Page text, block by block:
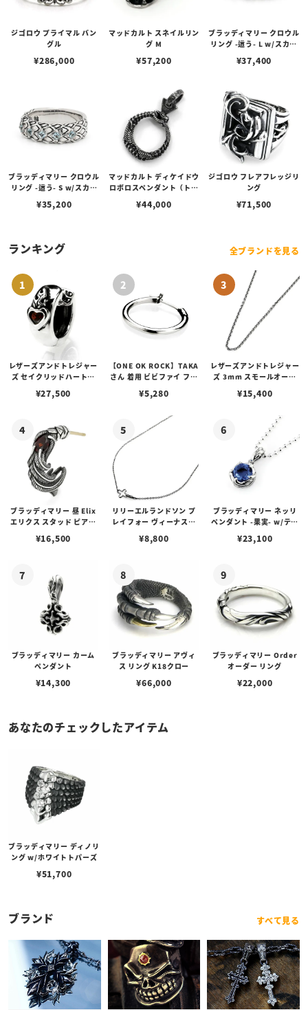
ジゴロウ プライマル バン
グル
¥286,000
マッドカルト スネイルリン
グ M
¥57,200
ブラッディマリー クロウル
リング -這う- L w/スカイ
¥37,400
ブラッディマリー クロウル
リング -這う- S w/スカイ
¥35,200
マッドカルト ディケイドウ
ロボロスペンダント（トッ
¥44,000
ジゴロウ フレアフレッジリ
ング
¥71,500
ランキング 全ブランドを見る
レザーズアンドトレジャー
ズ セイクリッドハートピ
¥27,500
【ONE OK ROCK】TAKA
さん 着用 ビビファイ フー
¥5,280
レザーズアンドトレジャー
ズ 3mm スモールオーバ
ブスタークラスプ＆LTロ
¥15,400
ブラッディマリー 昼 Elix
エリクス スタッド ピアス
¥16,500
リリーエルランドソン プ
レイフォー ヴィーナスチ
¥8,800
ブラッディマリー ネッリ
ペンダント -果実- w/ティ
¥23,100
ブラッディマリー カーム
ペンダント
¥14,300
ブラッディマリー アヴィ
ス リング K18クロー
¥66,000
ブラッディマリー Order
オーダー リング
¥22,000
あなたのチェックしたアイテム
ブラッディマリー ディノリ
ング w/ホワイトトパーズ
¥51,700
ブランド すべて見る